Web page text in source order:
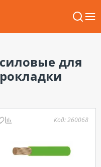
для
Код:260068